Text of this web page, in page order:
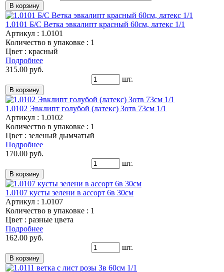
1.0101 Б/С Ветка эвкалипт красный 60см, латекс 1/1
Артикул : 1.0101
Количество в упаковке : 1
Цвет : красный
Подробнее
315.00 руб.
шт.
1.0102 Эвклипт голубой (латекс) 3отв 73см 1/1
Артикул : 1.0102
Количество в упаковке : 1
Цвет : зеленый дымчатый
Подробнее
170.00 руб.
шт.
1.0107 кусты зелени в ассорт 6в 30см
Артикул : 1.0107
Количество в упаковке : 1
Цвет : разные цвета
Подробнее
162.00 руб.
шт.